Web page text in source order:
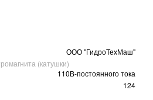
ООО "ГидроТехМаш"
(катушки)
110В-постоянного тока
124